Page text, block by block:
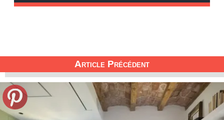
Article Précédent